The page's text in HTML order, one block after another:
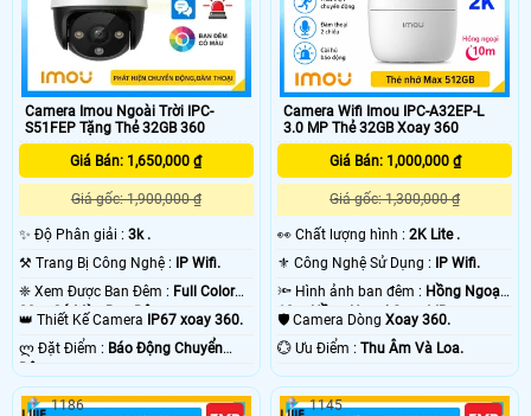
Camera Imou Ngoài Trời IPC-
S51FEP Tặng Thẻ 32GB 360
Giá Bán: 1,650,000 ₫
Giá gốc: 1,900,000 ₫
✨ Độ Phân giải : 3k .
⚒ Trang Bị Công Nghệ :
IP Wifi.
❈ Xem Được Ban Đêm : Full Color
20m Có Màu Ban Ðêm.
👑 Thiết Kế Camera
IP67 xoay 360.
️ლ Đặt Điểm : Báo Động Chuyển
Camera Wifi Imou IPC-A32EP-L
3.0 MP Thẻ 32GB Xoay 360
Giá Bán: 1,000,000 ₫
Giá gốc: 1,300,000 ₫
️👀 Chất lượng hình :2K Lite .
⚜️ Công Nghệ Sử Dụng :
IP Wifi.
🔦 Hình ảnh ban đêm : Hồng Ngoại
10m Hồng Ngoại Smart IR.
🛡 Camera DòngXoay 360.
️💮 Ưu Điểm :Thu Âm Và Loa.
1186 1145